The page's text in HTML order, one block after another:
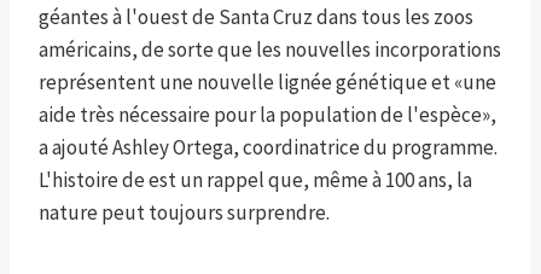
géantes à l'ouest de Santa Cruz dans tous les zoos
américains, de sorte que les nouvelles incorporations
représentent une nouvelle lignée génétique et «une
aide très nécessaire pour la population de l'espèce»,
a ajouté Ashley Ortega, coordinatrice du programme.
L'histoire de est un rappel que, même à 100 ans, la
nature peut toujours surprendre.